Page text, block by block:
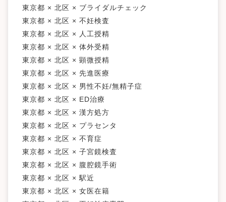
東京都 × 北区 × ブライダルチェック
東京都 × 北区 × 不妊検査
東京都 × 北区 × 人工授精
東京都 × 北区 × 体外受精
東京都 × 北区 × 顕微授精
東京都 × 北区 × 先進医療
東京都 × 北区 × 男性不妊/無精子症
東京都 × 北区 × ED治療
東京都 × 北区 × 漢方処方
東京都 × 北区 × プラセンタ
東京都 × 北区 × 不育症
東京都 × 北区 × 子宮鏡検査
東京都 × 北区 × 腹腔鏡手術
東京都 × 北区 × 駅近
東京都 × 北区 × 女医在籍